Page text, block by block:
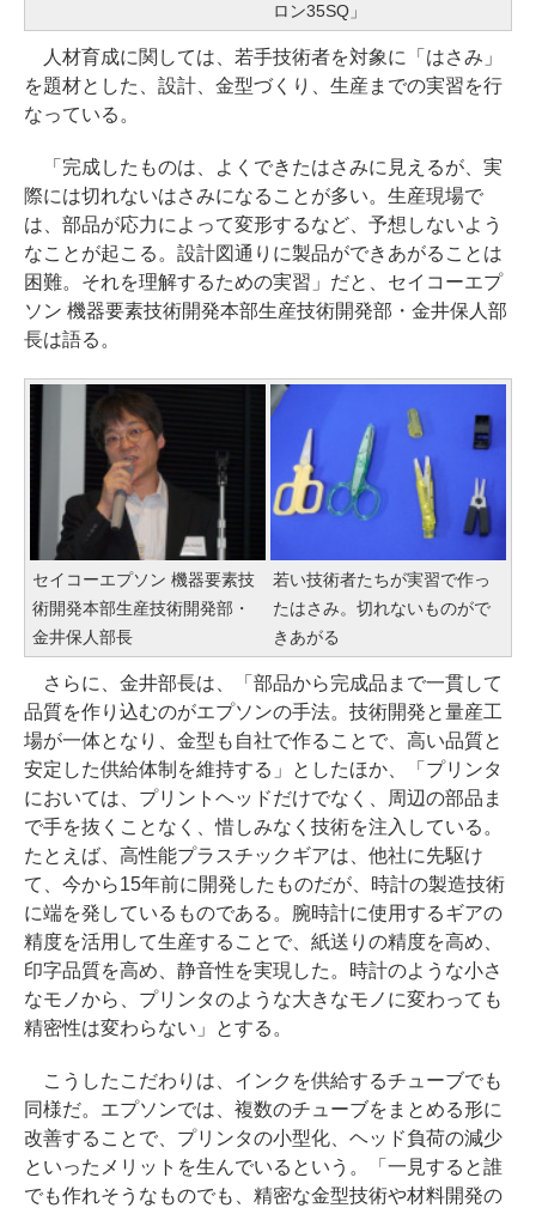
ロン35SQ」
人材育成に関しては、若手技術者を対象に「はさみ」
を題材とした、設計、金型づくり、生産までの実習を行
なっている。
「完成したものは、よくできたはさみに見えるが、実
際には切れないはさみになることが多い。生産現場で
は、部品が応力によって変形するなど、予想しないよう
なことが起こる。設計図通りに製品ができあがることは
困難。それを理解するための実習」だと、セイコーエプ
ソン 機器要素技術開発本部生産技術開発部・金井保人部
長は語る。
セイコーエプソン 機器要素技
術開発本部生産技術開発部・
金井保人部長
若い技術者たちが実習で作っ
たはさみ。切れないものがで
きあがる
さらに、金井部長は、「部品から完成品まで一貫して
品質を作り込むのがエプソンの手法。技術開発と量産工
場が一体となり、金型も自社で作ることで、高い品質と
安定した供給体制を維持する」としたほか、「プリンタ
においては、プリントヘッドだけでなく、周辺の部品ま
で手を抜くことなく、惜しみなく技術を注入している。
たとえば、高性能プラスチックギアは、他社に先駆け
て、今から15年前に開発したものだが、時計の製造技術
に端を発しているものである。腕時計に使用するギアの
精度を活用して生産することで、紙送りの精度を高め、
印字品質を高め、静音性を実現した。時計のような小さ
なモノから、プリンタのような大きなモノに変わっても
精密性は変わらない」とする。
こうしたこだわりは、インクを供給するチューブでも
同様だ。エプソンでは、複数のチューブをまとめる形に
改善することで、プリンタの小型化、ヘッド負荷の減少
といったメリットを生んでいるという。「一見すると誰
でも作れそうなものでも、精密な金型技術や材料開発の